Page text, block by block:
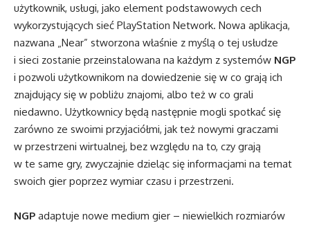
użytkownik, usługi, jako element podstawowych cech
wykorzystujących sieć PlayStation Network. Nowa aplikacja,
nazwana „Near” stworzona właśnie z myślą o tej usłudze
i sieci zostanie przeinstalowana na każdym z systemów NGP
i pozwoli użytkownikom na dowiedzenie się w co grają ich
znajdujący się w pobliżu znajomi, albo też w co grali
niedawno. Użytkownicy będą następnie mogli spotkać się
zarówno ze swoimi przyjaciółmi, jak też nowymi graczami
w przestrzeni wirtualnej, bez względu na to, czy grają
w te same gry, zwyczajnie dzieląc się informacjami na temat
swoich gier poprzez wymiar czasu i przestrzeni.
NGP adaptuje nowe medium gier – niewielkich rozmiarów